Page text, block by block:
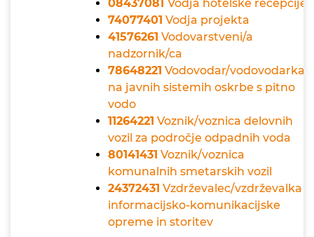
08437081 Vodja hotelske recepcije
74077401 Vodja projekta
41576261 Vodovarstveni/a
nadzornik/ca
78648221 Vodovodar/vodovodarka
na javnih sistemih oskrbe s pitno
vodo
11264221 Voznik/voznica delovnih
vozil za področje odpadnih voda
80141431 Voznik/voznica
komunalnih smetarskih vozil
24372431 Vzdrževalec/vzdrževalka
informacijsko-komunikacijske
opreme in storitev